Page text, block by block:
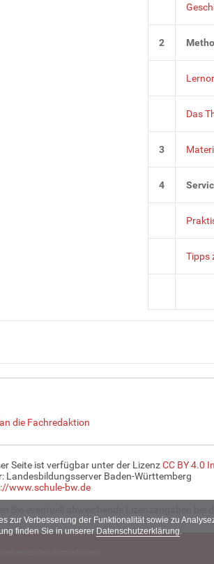
zur Verbesserung der Funktionalität sowie zu
finden Sie in unserer Datenschutzerklärung.
2
Das
3
4
Tipps
die Fachredaktion
Seite ist verfügbar unter der LizenzCC BY 4.0
Landesbildungsserver Baden-Württemberg
www.schule-bw.de